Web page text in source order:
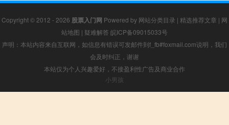
Copyright © 2012 - 2026 股票入门网 Powered by 网站分类目录 | 精选推荐文章 | 网
站地图 | 疑难解答 皖ICP备09015033号
声明：本站内容来自互联网，如信息有错误可发邮件到f_fb#foxmail.com说明，我们
会及时纠正，谢谢
本站仅为个人兴趣爱好，不接盈利性广告及商业合作
小男孩